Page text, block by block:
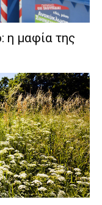
μαφία της